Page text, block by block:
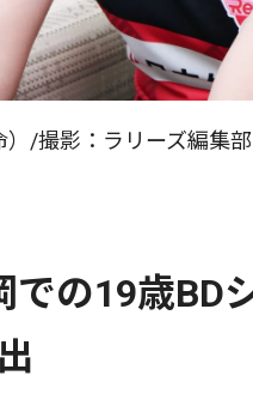
/撮影：ラリーズ編集部
での19歳BD